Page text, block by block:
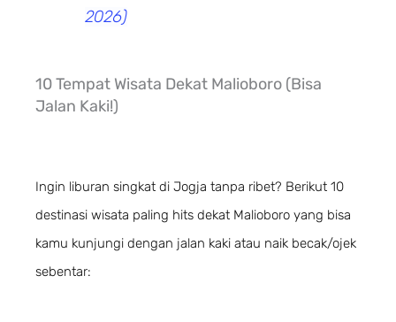
2026)
10 Tempat Wisata Dekat Malioboro (Bisa
Jalan Kaki!)
Ingin liburan singkat di Jogja tanpa ribet? Berikut 10
destinasi wisata paling hits dekat Malioboro yang bisa
kamu kunjungi dengan jalan kaki atau naik becak/ojek
sebentar: